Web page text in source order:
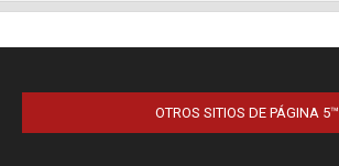
OTROS SITIOS DE PÁGINA 5™